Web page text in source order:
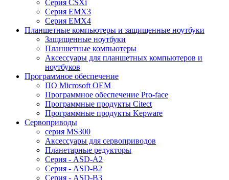
Серия CSXi
Серия EMX3
Серия EMX4
Планшетные компьютеры и защищенные ноутбуки
Защищенные ноутбуки
Планшетные компьютеры
Аксессуары для планшетных компьютеров и
ноутбуков
Программное обеспечение
ПО Microsoft OEM
Программное обеспечение Pro-face
Программные продукты Citect
Программные продукты Kepware
Сервоприводы
серия MS300
Аксессуары для сервоприводов
Планетарные редукторы
Серия - ASD-A2
Серия - ASD-B2
Серия - ASD-B3